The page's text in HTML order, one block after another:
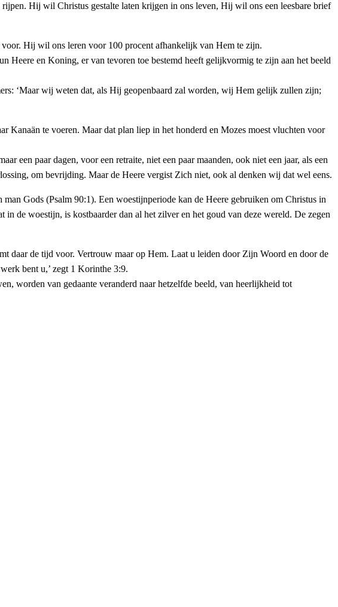
Hij wil Christus gestalte laten krijgen in ons leven, Hij wil ons een leesbare brief
Hij wil ons leren voor 100 procent afhankelijk van Hem te zijn.
Heere en Koning, er van tevoren toe bestemd heeft gelijkvormig te zijn aan het beeld
‘Maar wij weten dat, als Hij geopenbaard zal worden, wij Hem gelijk zullen zijn;
Kanaän te voeren. Maar dat plan liep in het honderd en Mozes moest vluchten voor
een paar dagen, voor een retraite, niet een paar maanden, ook niet een jaar, als een
om bevrijding. Maar de Heere vergist Zich niet, ook al denken wij dat wel eens.
Gods (Psalm 90:1). Een woestijnperiode kan de Heere gebruiken om Christus in
de woestijn, is kostbaarder dan al het zilver en het goud van deze wereld. De zegen
daar de tijd voor. Vertrouw maar op Hem. Laat u leiden door Zijn Woord en door de
bent u,’ zegt 1 Korinthe 3:9.
worden van gedaante veranderd naar hetzelfde beeld, van heerlijkheid tot